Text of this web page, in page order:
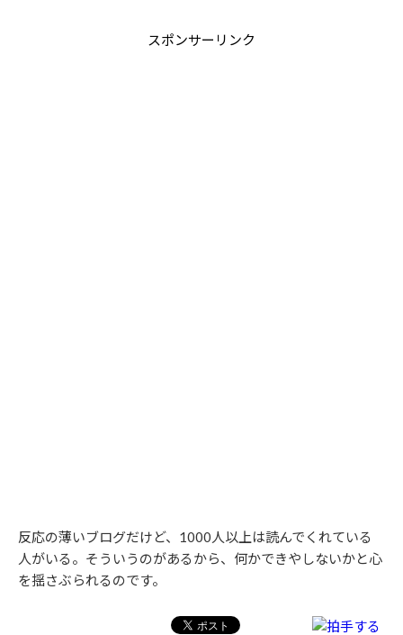
スポンサーリンク
反応の薄いブログだけど、1000人以上は読んでくれている
人がいる。そういうのがあるから、何かできやしないかと心
を揺さぶられるのです。